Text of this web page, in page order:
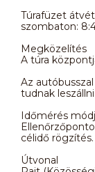
Túrafüzet
szombaton:
Megközelítés
A túra
Az
tudnak
Időmérés
célidő rögzítés.
Útvonal